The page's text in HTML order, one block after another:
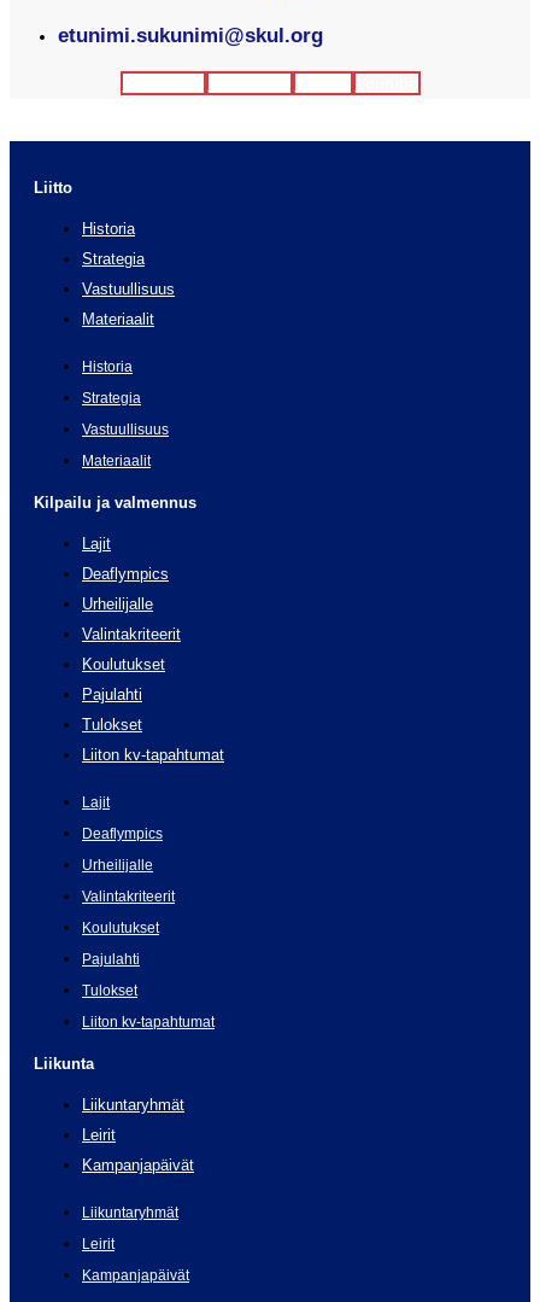
etunimi.sukunimi@skul.org
Liitto
Historia
Strategia
Vastuullisuus
Materiaalit
Historia
Strategia
Vastuullisuus
Materiaalit
Kilpailu ja valmennus
Lajit
Deaflympics
Urheilijalle
Valintakriteerit
Koulutukset
Pajulahti
Tulokset
Liiton kv-tapahtumat
Lajit
Deaflympics
Urheilijalle
Valintakriteerit
Koulutukset
Pajulahti
Tulokset
Liiton kv-tapahtumat
Liikunta
Liikuntaryhmät
Leirit
Kampanjapäivät
Liikuntaryhmät
Leirit
Kampanjapäivät